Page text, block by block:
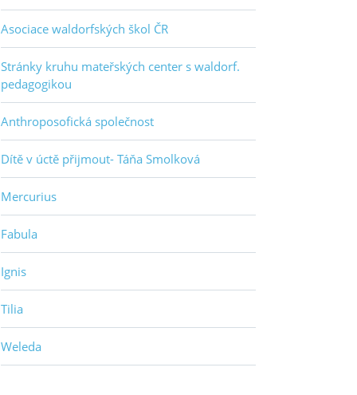
Asociace waldorfských škol ČR
Stránky kruhu mateřských center s waldorf.
pedagogikou
Anthroposofická společnost
Dítě v úctě přijmout- Táňa Smolková
Mercurius
Fabula
Ignis
Tilia
Weleda